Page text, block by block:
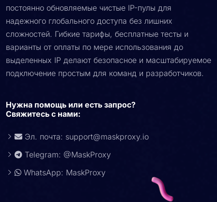
постоянно обновляемые чистые IP-пулы для
надежного глобального доступа без лишних
сложностей. Гибкие тарифы, бесплатные тесты и
варианты от оплаты по мере использования до
выделенных IP делают безопасное и масштабируемое
подключение простым для команд и разработчиков.
Нужна помощь или есть запрос?
Свяжитесь с нами:
Эл. почта: support@maskproxy.io
Telegram: @MaskProxy
WhatsApp: MaskProxy